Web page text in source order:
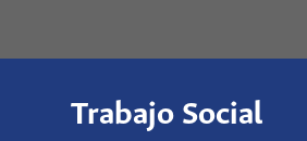
Trabajo Social